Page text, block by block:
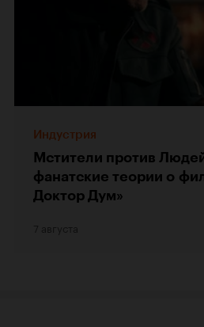
Индустрия
Мстители против
фанатские теории о
Доктор Дум»